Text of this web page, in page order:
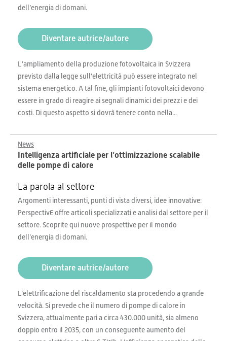
dell’energia di domani.
Diventare autrice/autore
L'ampliamento della produzione fotovoltaica in Svizzera
previsto dalla legge sull'elettricità può essere integrato nel
sistema energetico. A tal fine, gli impianti fotovoltaici devono
essere in grado di reagire ai segnali dinamici dei prezzi e dei
costi. Di questo aspetto si dovrà tenere conto nella...
News
Intelligenza artificiale per l’ottimizzazione scalabile
delle pompe di calore
La parola al settore
Argomenti interessanti, punti di vista diversi, idee innovative:
PerspectivE offre articoli specializzati e analisi dal settore per il
settore. Scoprite qui nuove prospettive per il mondo
dell’energia di domani.
Diventare autrice/autore
L’elettrificazione del riscaldamento sta procedendo a grande
velocità. Si prevede che il numero di pompe di calore in
Svizzera, attualmente pari a circa 430.000 unità, sia almeno
doppio entro il 2035, con un conseguente aumento del